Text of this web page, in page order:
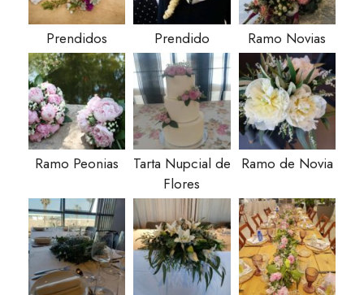
Prendidos Prendido Ramo Novias
Ramo Peonias
Tarta Nupcial de
Flores
Ramo de Novia